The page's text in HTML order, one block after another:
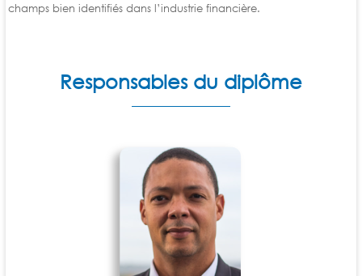
champs bien identifiés dans l’industrie financière.
Responsables du diplôme